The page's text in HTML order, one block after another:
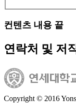
컨텐츠 내용 끝
연락처 및 저
Copyright © 2016